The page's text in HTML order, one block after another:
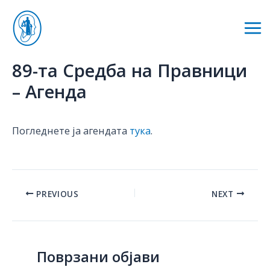
content
89-та Средба на Правници
– Агенда
Погледнете ја агендата тука.
PostPREVIOUS NEXT
Поврзани објави